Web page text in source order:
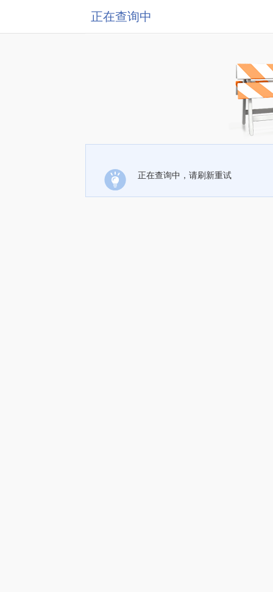
正在查询中
正在查询中，请刷新重试